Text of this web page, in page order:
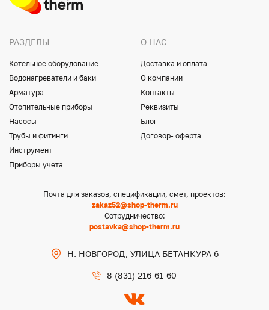
РАЗДЕЛЫ
Котельное оборудование
Водонагреватели и баки
Арматура
Отопительные приборы
Насосы
Трубы и фитинги
Инструмент
Приборы учета
О НАС
Доставка и оплата
О компании
Контакты
Реквизиты
Блог
Договор- оферта
Почта для заказов, спецификации, смет, проектов:
zakaz52@shop-therm.ru
Сотрудничество:
postavka@shop-therm.ru
Н. НОВГОРОД, УЛИЦА БЕТАНКУРА 6
8 (831) 216-61-60